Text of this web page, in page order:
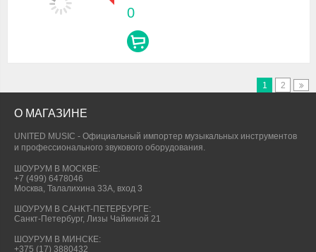
0
1 2
О МАГАЗИНЕ
UNITED MUSIC - Официальный импортер музыкальных инструментов
и профессионального звукового оборудования.
ШОУРУМ В МОСКВЕ:
+7 (499) 6478046
Москва, Талалихина 33А, вход 3
ШОУРУМ В САНКТ-ПЕТЕРБУРГЕ:
Санкт-Петербург, Лизы Чайкиной 21
ШОУРУМ В МИНСКЕ:
+375 (17) 3880432